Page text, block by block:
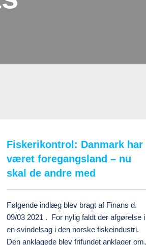
Fiskerikontrol: Danmark har
været foregangsland – nu
skal de andre med
Følgende indlæg blev bragt af Finans d.
09/03 2021 . For nylig faldt der afgørelse i
en svindelsag i den norske fiskeindustri.
Den anklagede blev frifundet anklager om,